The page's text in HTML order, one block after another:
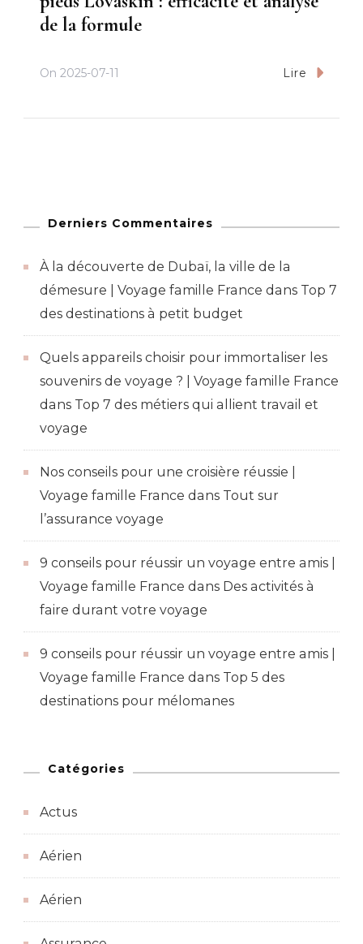
de la formule
On 2025-07-11 Lire
Derniers Commentaires
À la découverte de Dubaï, la ville de la
démesure | Voyage famille France dans Top 7
des destinations à petit budget
Quels appareils choisir pour immortaliser les
souvenirs de voyage ? | Voyage famille France
dans Top 7 des métiers qui allient travail et
voyage
Nos conseils pour une croisière réussie |
Voyage famille France dans Tout sur
l’assurance voyage
9 conseils pour réussir un voyage entre amis |
Voyage famille France dans Des activités à
faire durant votre voyage
9 conseils pour réussir un voyage entre amis |
Voyage famille France dans Top 5 des
destinations pour mélomanes
Catégories
Actus
Aérien
Aérien